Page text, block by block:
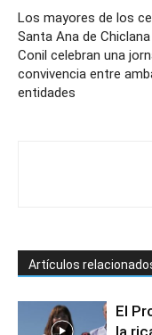
Los mayores de los
Santa Ana de
Conil celebran una
convivencia entre
entidades
Artículos
El
la